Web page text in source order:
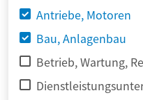
Antriebe, Motoren
Bau, Anlagenbau
Betrieb, Wartung,